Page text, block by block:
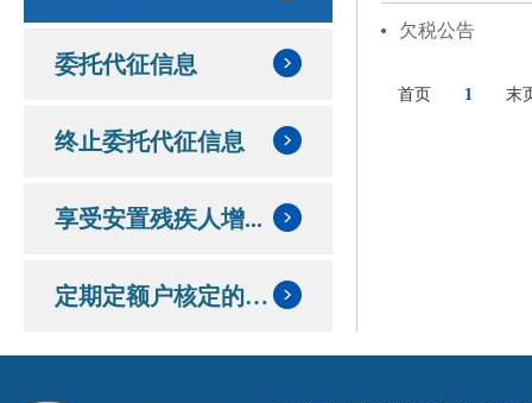
委托代征信息
终止委托代征信息
享受安置残疾人增...
定期定额户核定的定额和应纳税额情况
欠税公告
首页 1 末